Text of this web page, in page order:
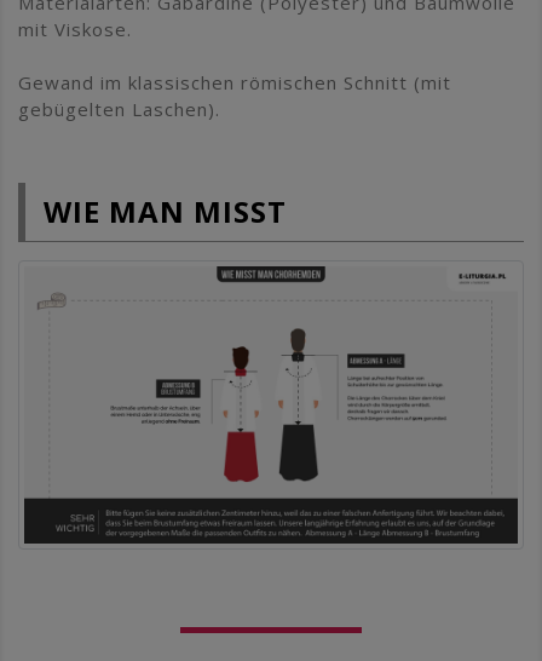
mit Viskose.
Gewand im klassischen römischen Schnitt (mit
gebügelten Laschen).
WIE MAN MISST